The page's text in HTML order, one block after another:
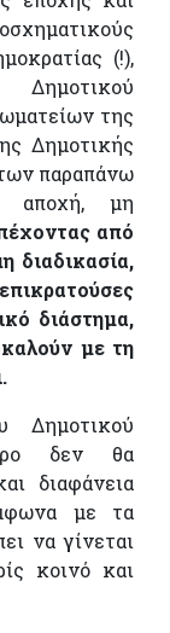
(!),
της
Δημοτικής
παραπάνω
αποχή, μη
από
διαδικασία,
διάστημα,
με τη
Δημοτικού
δεν θα
διαφάνεια
με τα
να γίνεται
κοινό και